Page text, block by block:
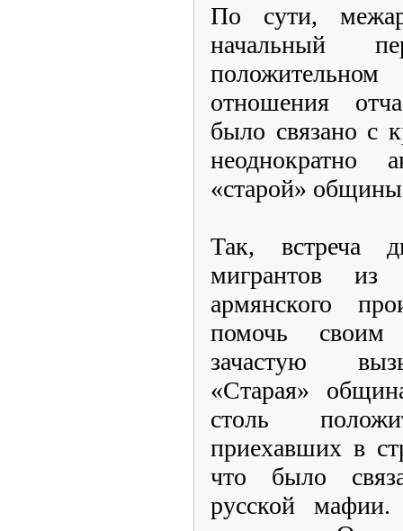
По сути,
начальный
отношения
было связано с
неоднократно
«старой»
Так, встреча
мигрантов
армянского
помочь своим
зачастую
«Старая»
столь
приехавших в
что было
русской